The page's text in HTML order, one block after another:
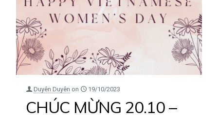
Duyên Duyên on 19/10/2023
CHÚC MỪNG 20.10 –